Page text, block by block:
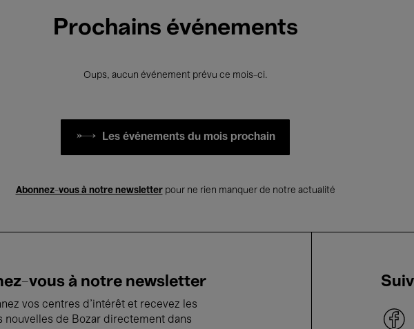
Prochains événements
Oups, aucun événement prévu ce mois-ci.
Les événements du mois prochain
Abonnez-vous à notre newsletterpour ne rien manquer de notre actualité
vous à notre newsletter
vos centres d'intérêt et recevez les
nouvelles de Bozar directement dans